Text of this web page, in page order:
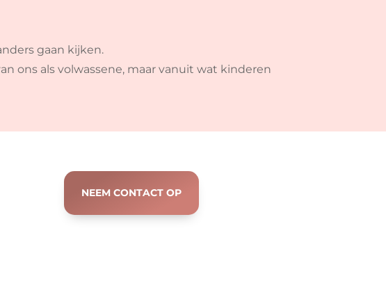
gaan kijken.
ons als volwassene, maar vanuit wat kinderen
NEEM CONTACT OP